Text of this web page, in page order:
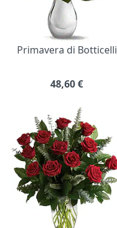
Primavera di Botticelli
48,60€